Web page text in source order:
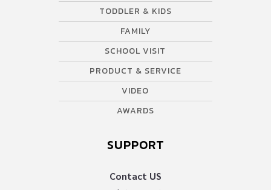
TODDLER & KIDS
FAMILY
SCHOOL VISIT
PRODUCT & SERVICE
VIDEO
AWARDS
SUPPORT
Contact US